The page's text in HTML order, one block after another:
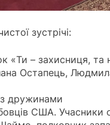
зустрічі:
«Ти – захисниця,
Остапець,
дружинами
США. Учасники